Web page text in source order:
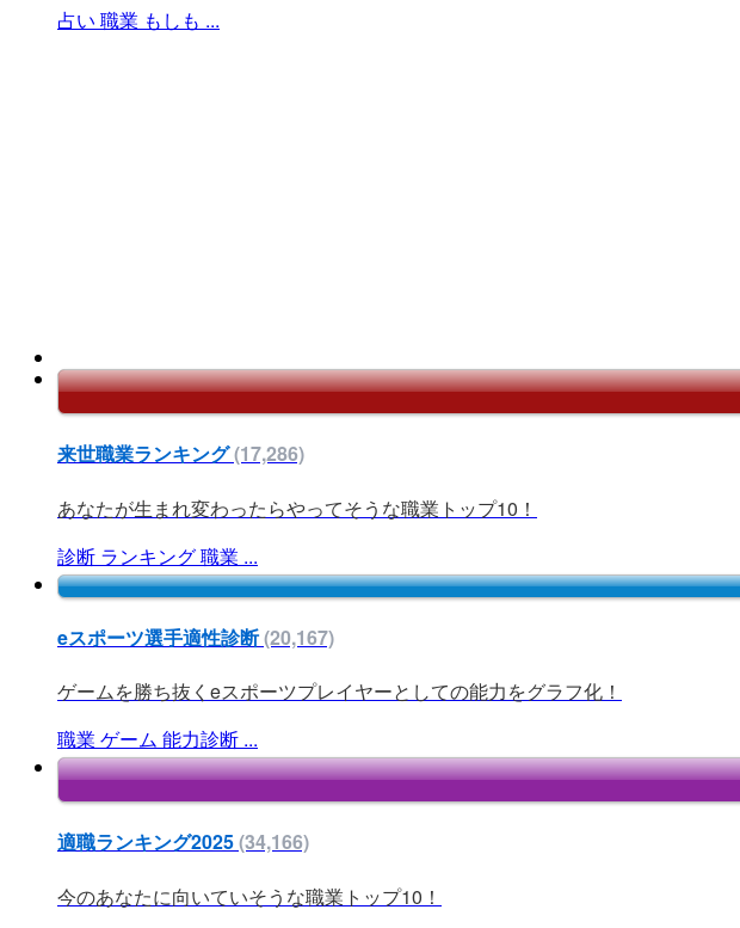
占い 職業 もしも ...
来世職業ランキング(17,286)
あなたが生まれ変わったらやってそうな職業トップ10！
診断 ランキング職業 ...
eスポーツ選手適性診断(20,167)
ゲームを勝ち抜くeスポーツプレイヤーとしての能力をグラフ化！
職業 ゲーム 能力診断 ...
適職ランキング2025(34,166)
今のあなたに向いていそうな職業トップ10！